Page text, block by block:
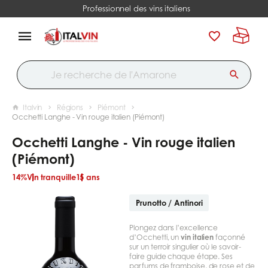
Professionnel des vins italiens
Italvin Régions
Piémont
Occhetti Langhe - Vin rouge italien (Piémont)
Occhetti Langhe - Vin rouge italien
(Piémont)
14%Vin tranquille15 ans
Prunotto / Antinori
Plongez dans l’excellence
d’Occhetti, unvin italien façonné
sur un terroir singulier où le savoir-
faire guide chaque étape. Ses
parfums de framboise, de rose et de